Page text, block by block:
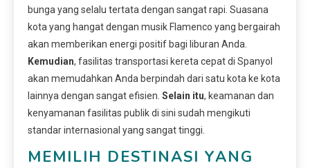
bunga yang selalu tertata dengan sangat rapi. Suasana
kota yang hangat dengan musik Flamenco yang bergairah
akan memberikan energi positif bagi liburan Anda.
Kemudian, fasilitas transportasi kereta cepat di Spanyol
akan memudahkan Anda berpindah dari satu kota ke kota
lainnya dengan sangat efisien. Selain itu, keamanan dan
kenyamanan fasilitas publik di sini sudah mengikuti
standar internasional yang sangat tinggi.
MEMILIH DESTINASI YANG